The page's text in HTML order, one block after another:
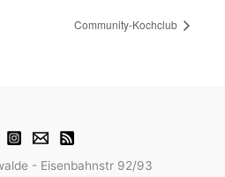
Community-Kochclub
- Eisenbahnstr 92/93